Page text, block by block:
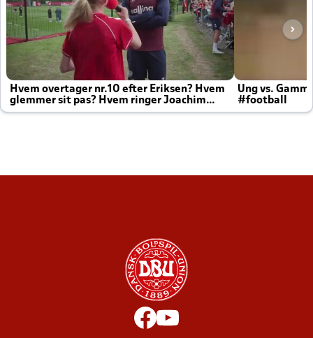
Hvem overtager nr.10 efter Eriksen? Hvem
glemmer sit pas? Hvem ringer Joachim
altid til efter kampe?
Ung vs.
#football